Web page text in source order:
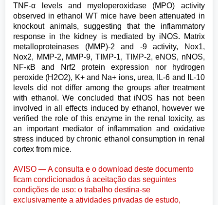
TNF-α levels and myeloperoxidase (MPO) activity
observed in ethanol WT mice have been attenuated in
knockout animals, suggesting that the inflammatory
response in the kidney is mediated by iNOS. Matrix
metalloproteinases (MMP)-2 and -9 activity, Nox1,
Nox2, MMP-2, MMP-9, TIMP-1, TIMP-2, eNOS, nNOS,
NF-κB and Nrf2 protein expression nor hydrogen
peroxide (H2O2), K+ and Na+ ions, urea, IL-6 and IL-10
levels did not differ among the groups after treatment
with ethanol. We concluded that iNOS has not been
involved in all effects induced by ethanol, however we
verified the role of this enzyme in the renal toxicity, as
an important mediator of inflammation and oxidative
stress induced by chronic ethanol consumption in renal
cortex from mice.
AVISO — A consulta e o download deste documento
ficam condicionados à aceitação das seguintes
condições de uso: o trabalho destina-se
exclusivamente a atividades privadas de estudo,